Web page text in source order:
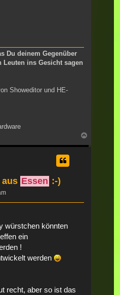
Du deinem Gegenüber
Leuten ins Gesicht sagen
Showeditor und HE-
oben
aus Essen :-)
würstchen könnten
ein
!
werden
recht, aber so ist das